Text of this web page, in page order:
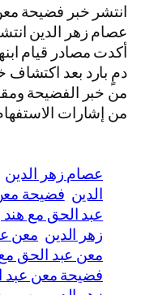
انتشر خبر فضيحة
عصام زهر الدين
أكدت مصادر قيام
دمٍ بارد بعد اكتشاف
من خبر الفضيحة
من إشارات
عصام زهر الدين
الدين فضيحة
عبد الحق مع هند
زهر الدين معن
معن عبد الحق
فضيحة معن عبد